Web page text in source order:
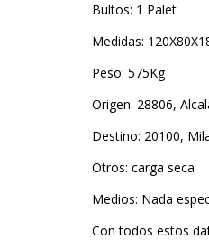
Bultos: 1 Palet
Medidas:
Peso: 575Kg
Origen: 28806,
Destino: 20100,
Otros: carga seca
Medios: Nada
Con todos estos